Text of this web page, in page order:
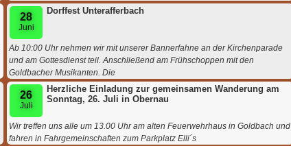
28
Juni
Dorffest Unterafferbach
Ab 10:00 Uhr nehmen wir mit unserer Bannerfahne an der Kirchenparade
und am Gottesdienst teil. Anschließend am Frühschoppen mit den
Goldbacher Musikanten. Die
26
Juli
Herzliche Einladung zur gemeinsamen Wanderung am
Sonntag, 26. Juli in Obernau
Wir treffen uns alle um 13.00 Uhr am alten Feuerwehrhaus in Goldbach und
fahren in Fahrgemeinschaften zum Parkplatz Elli´s